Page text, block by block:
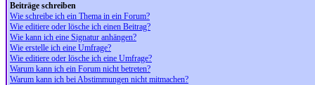
Beiträge schreiben
Wie schreibe ich ein Thema in ein Forum?
Wie editiere oder lösche ich einen Beitrag?
Wie kann ich eine Signatur anhängen?
Wie erstelle ich eine Umfrage?
Wie editiere oder lösche ich eine Umfrage?
Warum kann ich ein Forum nicht betreten?
Warum kann ich bei Abstimmungen nicht mitmachen?